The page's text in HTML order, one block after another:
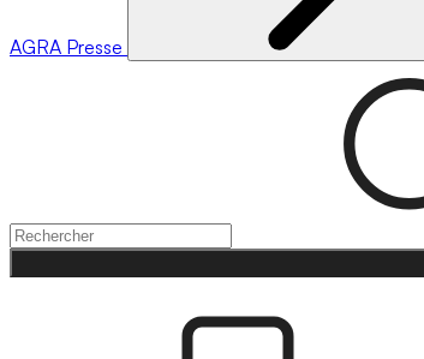
AGRA Presse